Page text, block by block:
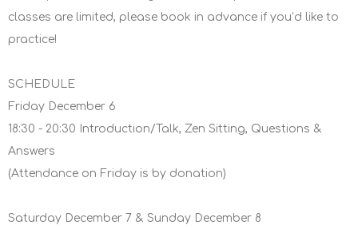
classes are limited, please book in advance if you’d like to
practice!
SCHEDULE
Friday December 6
18:30 - 20:30 Introduction/Talk, Zen Sitting, Questions &
Answers
(Attendance on Friday is by donation)
Saturday December 7 & Sunday December 8